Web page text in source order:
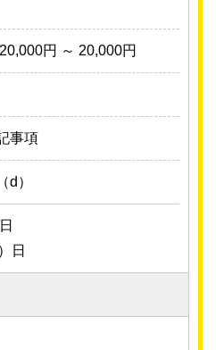
円 ～ 20,000円
事項
d）
日